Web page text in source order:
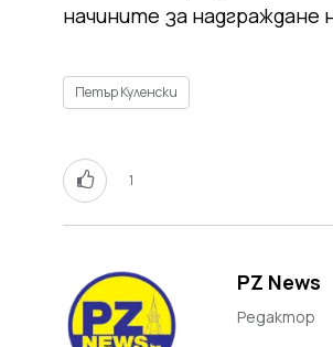
начините за
Петър Куленски
1
PZ News
Редактор